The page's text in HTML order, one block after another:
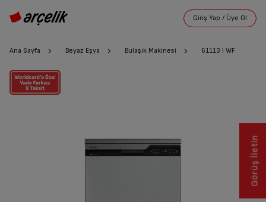
Ana Sayfa Beyaz Eşya Bulaşık Makinesi 61113 I WF
Görüş İletin